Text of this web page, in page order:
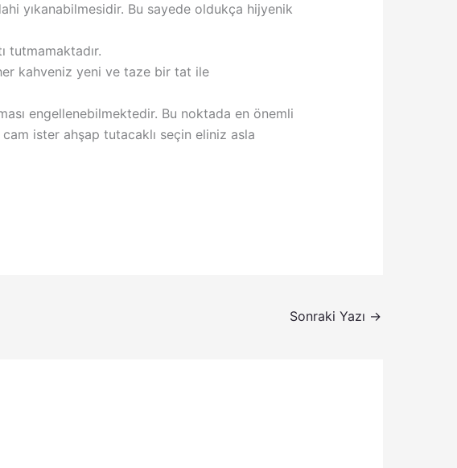
yıkanabilmesidir. Bu sayede oldukça hijyenik
tutmamaktadır.
kahveniz yeni ve taze bir tat ile
engellenebilmektedir. Bu noktada en önemli
ister ahşap tutacaklı seçin eliniz asla
Sonraki Yazı →